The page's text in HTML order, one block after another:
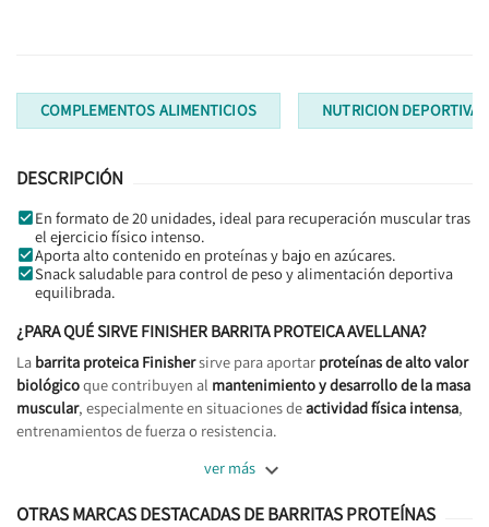
COMPLEMENTOS ALIMENTICIOS NUTRICION DEPORTIVA
DESCRIPCIÓN
En formato de 20 unidades, ideal para recuperación muscular tras
el ejercicio físico intenso.
Aporta alto contenido en proteínas y bajo en azúcares.
Snack saludable para control de peso y alimentación deportiva
equilibrada.
¿PARA QUÉ SIRVE FINISHER BARRITA PROTEICA AVELLANA?
La barrita proteica Finishersirve para aportar proteínas de alto valor
biológicoque contribuyen al mantenimiento y desarrollo de la masa
muscular, especialmente en situaciones deactividad física intensa,
entrenamientos de fuerza o resistencia.
ver más 
OTRAS MARCAS DESTACADAS DE BARRITAS PROTEÍNAS